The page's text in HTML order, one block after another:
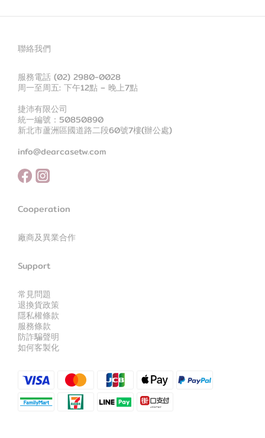
聯絡我們
服務電話 (02) 2980-0028
周一至周五: 下午12點 – 晚上7點
捷沛有限公司
統一編號：50850890
新北市蘆洲區國道路二段60號7樓(辦公處)
info@dearcasetw.com
Cooperation
廠商及異業合作
Support
常見問題
退換貨政策
隱私權條款
服務條款
防詐騙聲明
如何客製化